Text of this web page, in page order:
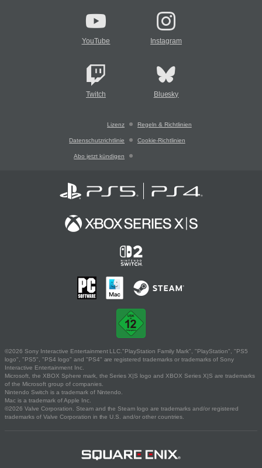
YouTube Instagram
Twitch Bluesky
Lizenz Regeln & Richtlinien
Datenschutzrichtlinie Cookie-Richtlinien
Abo jetzt kündigen
©2026 Sony Interactive Entertainment LLC."PlayStation Family Mark", "PlayStation", "PS5
logo", "PS5", "PS4 logo" and "PS4" are registered trademarks or trademarks of Sony
Interactive Entertainment Inc.
Microsoft, the XBOX Sphere mark, the Series X|S logo and XBOX Series X|S are trademarks
of the Microsoft group of companies.
Nintendo Switch is a trademark of Nintendo.
Mac is a trademark of Apple Inc.
©2026 Valve Corporation. Steam and the Steam logo are trademarks and/or registered
trademarks of Valve Corporation in the U.S. and/or other countries.